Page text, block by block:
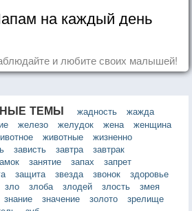
на каждый день
и любите своих малышей!
ТЕМЫ жадность
жажда
железо желудок жена
женщина
животные
жизненно
зависть завтра
завтрак
занятие запах
запрет
защита звезда звонок
здоровье
зло злоба злодей злость
змея
знание значение золото
зрелище